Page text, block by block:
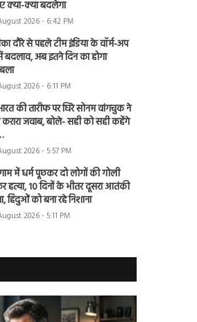
क्या-क्या बदलेगा
2026 - 6:42 PM
दौरे से पहले टीम इंडिया के वॉर्म-अप
अब इतने दिन का होगा
2026 - 6:11 PM
की तारीफ पर घिरे सोनम वांगचुक ने
करारा जवाब, बोले- सही को सही कहेंगे
2026 - 5:57 PM
में धर्म पूछकर दो लोगों की गोली
हत्या, 10 दिनों के भीतर दूसरा आतंकी
हिंदुओं को बना रहे निशाना
2026 - 5:11 PM